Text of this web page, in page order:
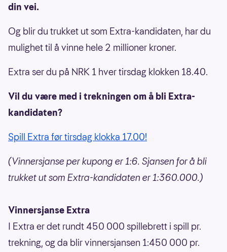
din vei.
Og blir du trukket ut som Extra-kandidaten, har du
mulighet til å vinne hele 2 millioner kroner.
Extra ser du på NRK 1 hver tirsdag klokken 18.40.
Vil du være med i trekningen om å bli Extra-
kandidaten?
Spill Extra før tirsdag klokka 17.00!
(Vinnersjanse per kupong er 1:6. Sjansen for å bli
trukket ut som Extra-kandidaten er 1:360.000.)
Vinnersjanse Extra
I Extra er det rundt 450 000 spillebrett i spill pr.
trekning, og da blir vinnersjansen 1:450 000 pr.